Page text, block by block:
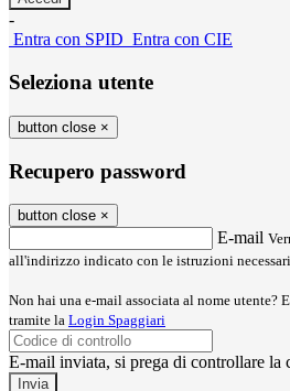
-
Entra con SPID Entra con CIE
Seleziona utente
button close ×
Recupero password
button close ×
E-mail
all'indirizzo indicato con le istruzioni
Non hai una e-mail associata al nome utente?
tramite la Login Spaggiari
E-mail inviata, si prega di controllare la